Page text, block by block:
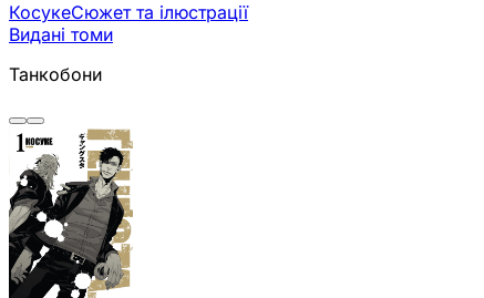
КосукеСюжет та ілюстрації
Видані томи
Танкобони